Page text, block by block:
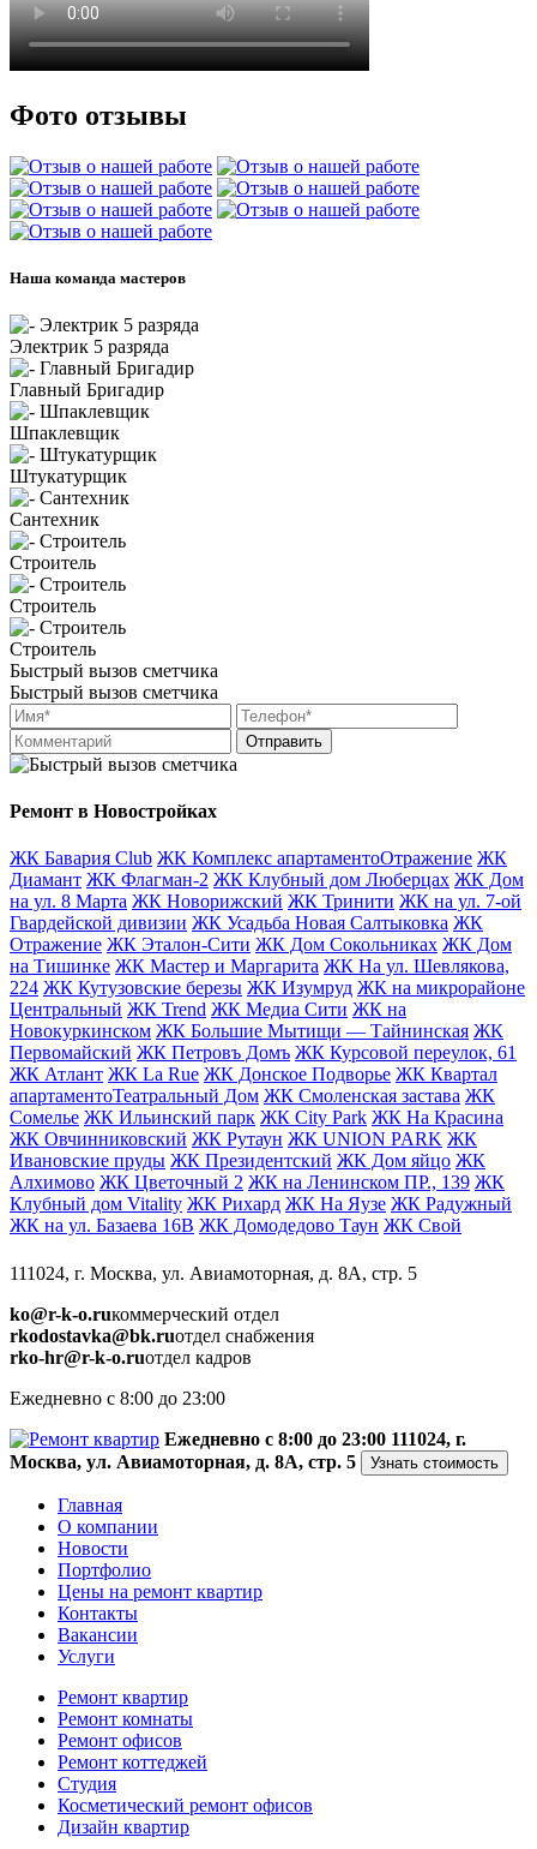
Фото отзывы
Наша команда мастеров
Электрик 5 разряда
Главный Бригадир
Шпаклевщик
Штукатурщик
Сантехник
Строитель
Строитель
Строитель
Быстрый вызов сметчика
Быстрый вызов сметчика
Отправить
Ремонт в Новостройках
ЖК Бавария Club ЖК Комплекс апартаментоОтражение ЖК
Диамант ЖК Флагман-2 ЖК Клубный дом Люберцах ЖК Дом
на ул. 8 Марта ЖК Новорижский ЖК Тринити ЖК на ул. 7-ой
Гвардейской дивизии ЖК Усадьба Новая Салтыковка ЖК
Отражение ЖК Эталон-Сити ЖК Дом Сокольниках ЖК Дом
на Тишинке ЖК Мастер и Маргарита ЖК На ул. Шевлякова,
224 ЖК Кутузовские березы ЖК Изумруд ЖК на микрорайоне
Центральный ЖК Trend ЖК Медиа Сити ЖК на
Новокуркинском ЖК Большие Мытищи — Тайнинская ЖК
Первомайский ЖК Петровъ Домъ ЖК Курсовой переулок, 61
ЖК Атлант ЖК La Rue ЖК Донское Подворье ЖК Квартал
апартаментоТеатральный Дом ЖК Смоленская застава ЖК
Сомелье ЖК Ильинский парк ЖК City Park ЖК На Красина
ЖК Овчинниковский ЖК Рутаун ЖК UNION PARK ЖК
Ивановские пруды ЖК Президентский ЖК Дом яйцо ЖК
Алхимово ЖК Цветочный 2 ЖК на Ленинском ПР., 139 ЖК
Клубный дом Vitality ЖК Рихард ЖК На Яузе ЖК Радужный
ЖК на ул. Базаева 16В ЖК Домодедово Таун ЖК Свой
111024, г. Москва, ул. Авиамоторная, д. 8А, стр. 5
ko@r-k-o.ruкоммерческий отдел
rkodostavka@bk.ruотдел снабжения
rko-hr@r-k-o.ruотдел кадров
Ежедневно с 8:00 до 23:00
Ежедневно с 8:00 до 23:00 111024, г.
Москва, ул. Авиамоторная, д. 8А, стр. 5
Узнать стоимость
Главная
О компании
Новости
Портфолио
Цены на ремонт квартир
Контакты
Вакансии
Услуги
Ремонт квартир
Ремонт комнаты
Ремонт офисов
Ремонт коттеджей
Студия
Косметический ремонт офисов
Дизайн квартир